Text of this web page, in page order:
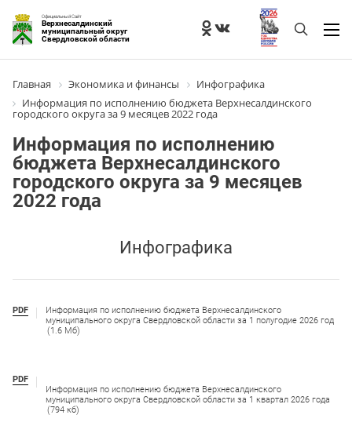
Официальный Сайт
Верхнесалдинский
муниципальный округ
Свердловской области
Главная Экономика и финансы
Инфографика
Информация по исполнению бюджета Верхнесалдинского
городского округа за 9 месяцев 2022 года
Информация по исполнению
бюджета Верхнесалдинского
городского округа за 9 месяцев
2022 года
Инфографика
PDF
Информация по исполнению бюджета Верхнесалдинского
муниципального округа Свердловской области за 1 полугодие 2026 год
(1.6 Мб)
PDF
Информация по исполнению бюджета Верхнесалдинского
муниципального округа Свердловской области за 1 квартал 2026 года
(794 кб)